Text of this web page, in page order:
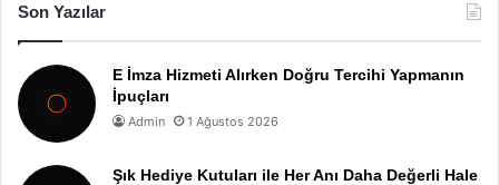
Son Yazılar
E İmza Hizmeti Alırken Doğru Tercihi Yapmanın
İpuçları
Admin 1 Ağustos 2026
Şık Hediye Kutuları ile Her Anı Daha Değerli Hale